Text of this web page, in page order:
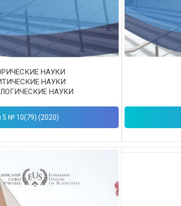
НАУКИ
НАУКИ
НАУКИ
5 № 10(79) (2020)